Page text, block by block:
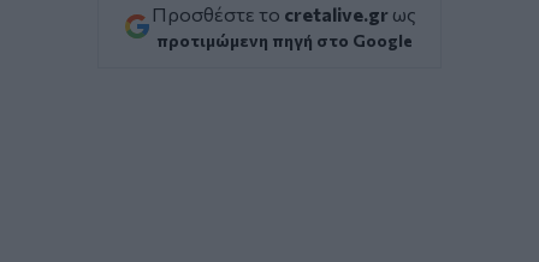
Προσθέστε το cretalive.gr ως
προτιμώμενη πηγή στο Google